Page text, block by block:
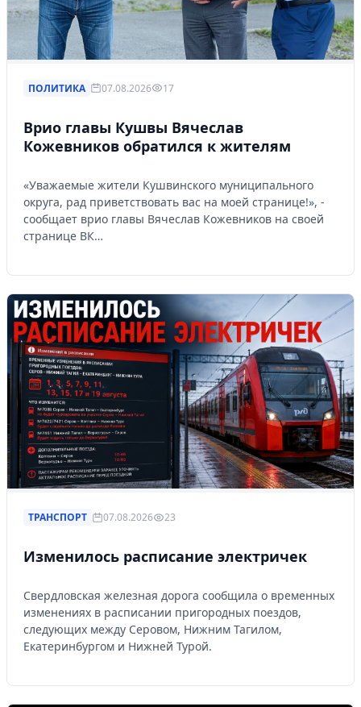
ПОЛИТИКА 07.08.2026 17
Врио главы Кушвы Вячеслав
Кожевников обратился к жителям
«Уважаемые жители Кушвинского муниципального
округа, рад приветствовать вас на моей странице!», -
сообщает врио главы Вячеслав Кожевников на своей
странице ВК…
ТРАНСПОРТ 07.08.2026 23
Изменилось расписание электричек
Свердловская железная дорога сообщила о временных
изменениях в расписании пригородных поездов,
следующих между Серовом, Нижним Тагилом,
Екатеринбургом и Нижней Турой.